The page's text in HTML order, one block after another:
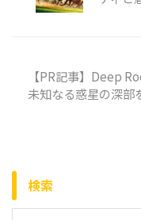
【PR記事】Deep
未知なる惑星の深部
検索